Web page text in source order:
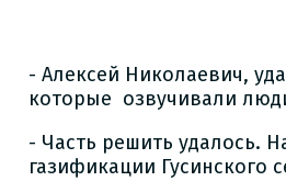
- Алексей Николаевич,
которые озвучивали
- Часть решить удалось.
газификации Гусинского